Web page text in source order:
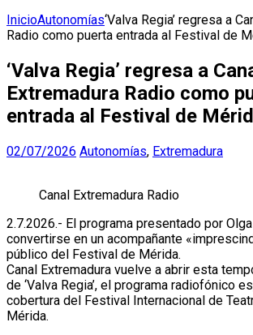
InicioAutonomías‘Valva Regia’ regresa a
Radio como puerta entrada al Festival de
‘Valva Regia’ regresa a
Extremadura Radio como
entrada al Festival de
02/07/2026 Autonomías, Extremadura
Canal Extremadura Radio
2.7.2026.- El programa presentado por
convertirse en un acompañante
público del Festival de Mérida.
Canal Extremadura vuelve a abrir esta
de ‘Valva Regia’, el programa radiofónico
cobertura del Festival Internacional de
Mérida.